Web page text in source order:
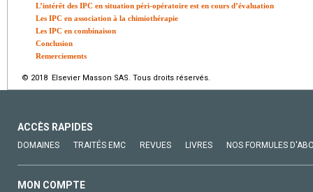
L’intérêt des IPC en situation péri-opératoire est en cours d’évaluation
Les IPC en association à la chimiothérapie
Les IPC en combinaison
Conclusion
Remerciements
© 2018 Elsevier Masson SAS. Tous droits réservés.
ACCÈS RAPIDES
DOMAINES TRAITÉS EMC REVUES LIVRES NOS FORMULES
MON COMPTE